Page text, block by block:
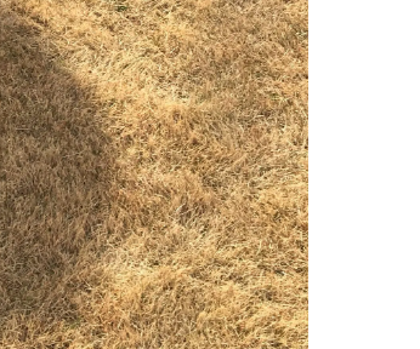
入園案内
アクセス
お問い合わせ
病児保育について